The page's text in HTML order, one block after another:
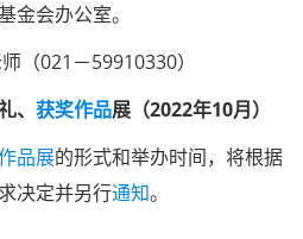
金会办公室。
（021－59910330）
获奖作品展（2022年10月）
品展的形式和举办时间，将根据
决定并另行通知。